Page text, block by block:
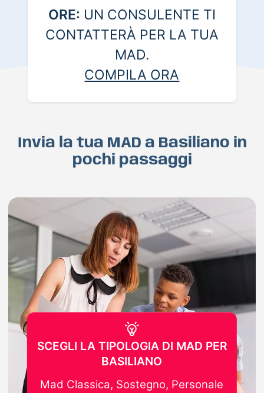
ORE: UN CONSULENTE TI
CONTATTERÀ PER LA TUA
MAD.
COMPILA ORA
Invia la tua MAD a Basiliano in
pochi passaggi
SCEGLI LA TIPOLOGIA DI MAD PER
BASILIANO
Mad Classica, Sostegno, Personale